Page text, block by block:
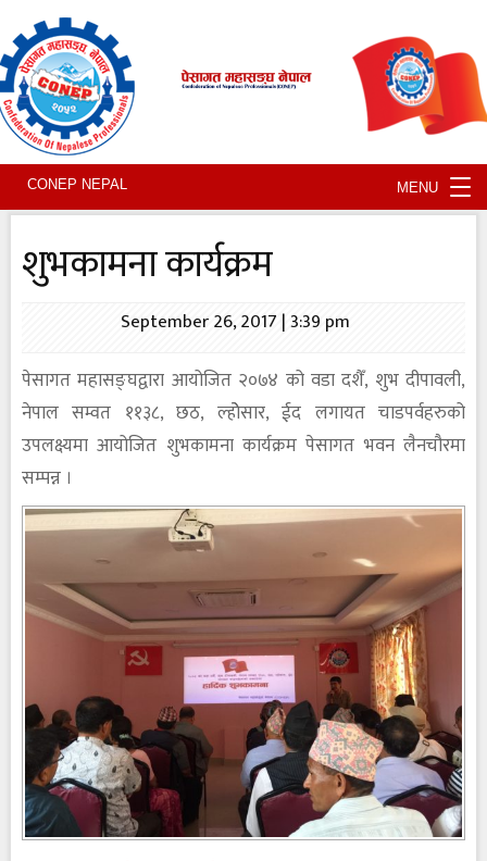
CONEP NEPAL MENU
शुभकामना कार्यक्रम
September 26, 2017 | 3:39 pm
पेसागत महासङ्घद्वारा आयोजित २०७४ को वडा दशैँ, शुभ दीपावली,
नेपाल सम्वत ११३८, छठ, ल्होेसार, ईद लगायत चाडपर्वहरुको
उपलक्ष्यमा आयोजित शुभकामना कार्यक्रम पेसागत भवन लैनचौरमा
सम्पन्न ।